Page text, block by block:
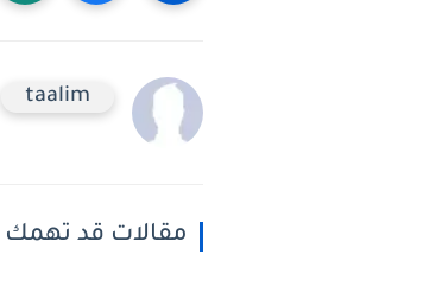
taalim
مقالات قد تهمك